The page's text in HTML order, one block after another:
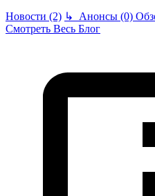
Новости (2) ↳ Анонсы (0)
Смотреть Весь Блог